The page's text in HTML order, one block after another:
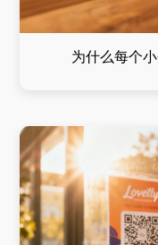
为什么每个